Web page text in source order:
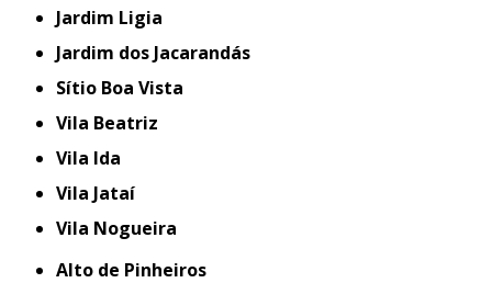
Jardim Ligia
Jardim dos Jacarandás
Sítio Boa Vista
Vila Beatriz
Vila Ida
Vila Jataí
Vila Nogueira
Alto de Pinheiros